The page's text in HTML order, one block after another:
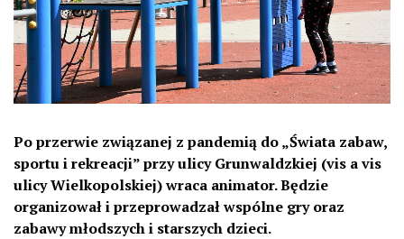
Po przerwie związanej z pandemią do „Świata zabaw,
sportu i rekreacji” przy ulicy Grunwaldzkiej (vis a vis
ulicy Wielkopolskiej) wraca animator. Będzie
organizował i przeprowadzał wspólne gry oraz
zabawy młodszych i starszych dzieci.